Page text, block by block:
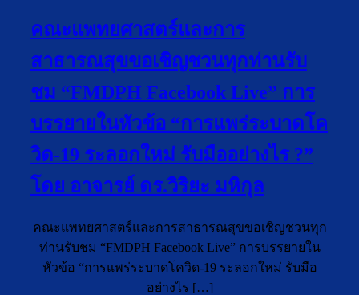
คณะแพทยศาสตร์และการ
สาธารณสุขขอเชิญชวนทุกท่านรับ
ชม “FMDPH Facebook Live” การ
บรรยายในหัวข้อ “การแพร่ระบาดโค
วิด-19 ระลอกใหม่ รับมืออย่างไร ?”
โดย อาจารย์ ดร.วิริยะ มหิกุล
คณะแพทยศาสตร์และการสาธารณสุขขอเชิญชวนทุก
ท่านรับชม “FMDPH Facebook Live” การบรรยายใน
หัวข้อ “การแพร่ระบาดโควิด-19 ระลอกใหม่ รับมือ
อย่างไร […]